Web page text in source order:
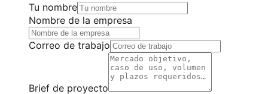
Tu nombre
Nombre de la empresa
Correo de trabajo
Brief de proyecto